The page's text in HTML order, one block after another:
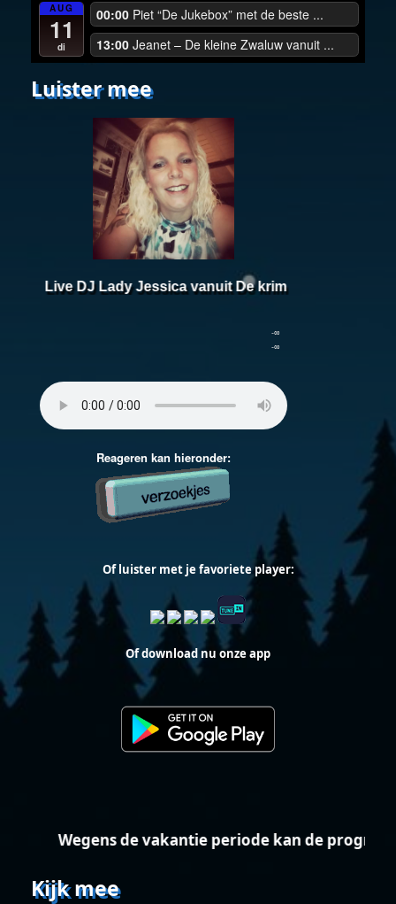
AUG
11
di
00:00 Piet “De Jukebox” met de beste ...
13:00 Jeanet – De kleine Zwaluw vanuit ...
Luister mee
Of luister met je favoriete player:
Of download nu onze app
Wegens de vakantie periode kan de
Kijk mee